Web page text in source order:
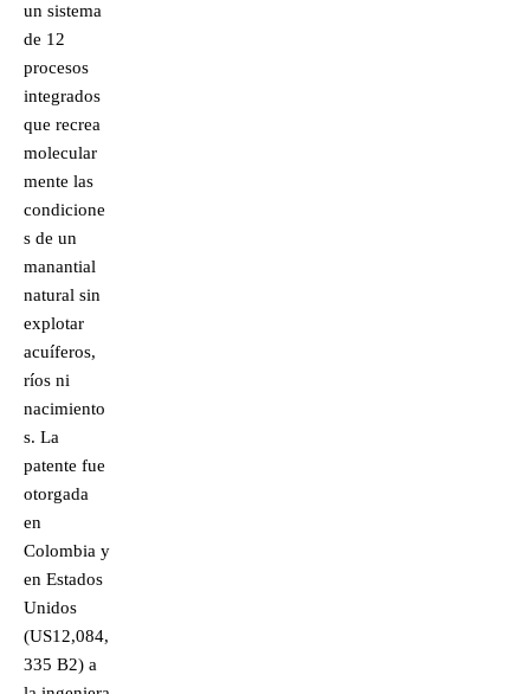
un sistema
de 12
procesos
integrados
que recrea
molecular
mente las
condicione
s de un
manantial
natural sin
explotar
acuíferos,
ríos ni
nacimiento
s. La
patente fue
otorgada
en
Colombia y
en Estados
Unidos
(US12,084,
335 B2) a